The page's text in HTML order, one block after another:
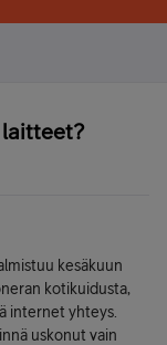
kesäkuun
kotikuidusta,
internet yhteys.
uskonut vain